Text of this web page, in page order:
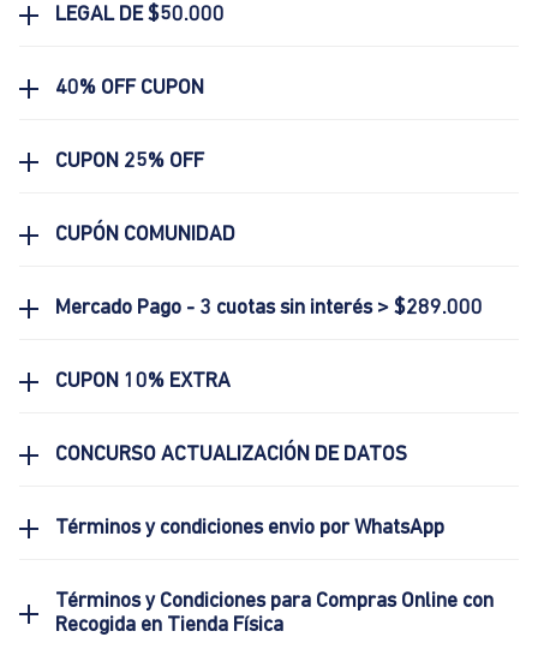
LEGAL DE $50.000
40% OFF CUPON
CUPON 25% OFF
CUPÓN COMUNIDAD
Mercado Pago - 3 cuotas sin interés > $289.000
CUPON 10% EXTRA
CONCURSO ACTUALIZACIÓN DE DATOS
Términos y condiciones envio por WhatsApp
Términos y Condiciones para Compras Online con
Recogida en Tienda Física